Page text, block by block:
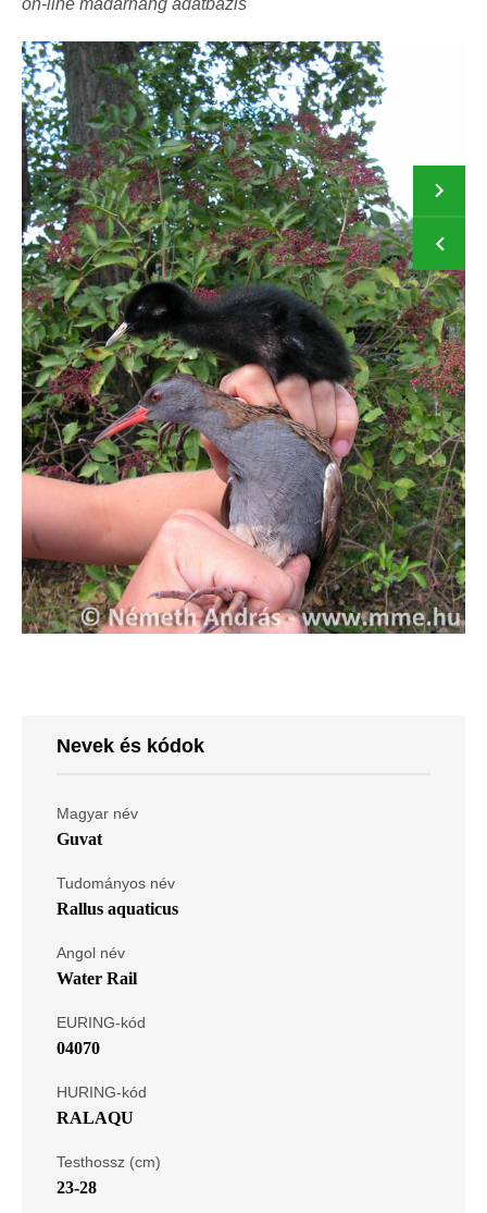
Nevek és kódok
Magyar név
Guvat
Tudományos név
Rallus aquaticus
Angol név
Water Rail
EURING-kód
04070
HURING-kód
RALAQU
Testhossz (cm)
23-28